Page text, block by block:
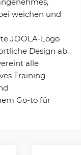
weichen und
JOOLA-Logo
Design ab.
alle
Training
Go-to für